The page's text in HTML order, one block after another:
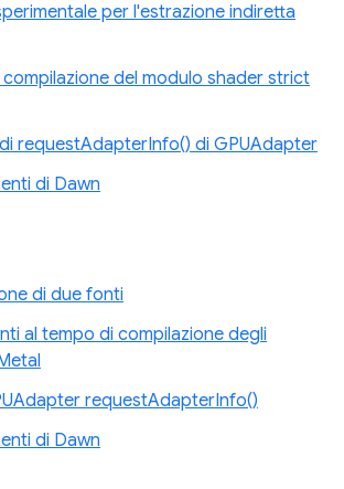
per l'estrazione indiretta
del modulo shader strict
requestAdapterInfo() di GPUAdapter
di Dawn
di due fonti
al tempo di compilazione degli
requestAdapterInfo()
di Dawn